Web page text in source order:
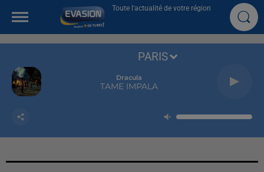
Toute l'actualité de votre région
Dracula
TAME IMPALA
PARIS